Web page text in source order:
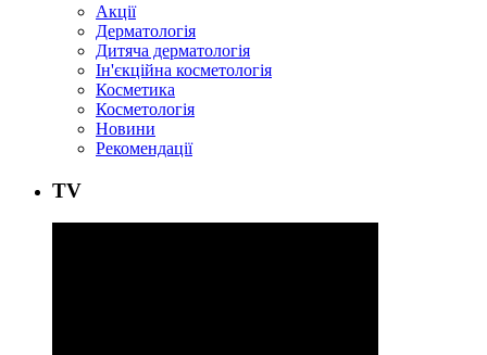
Акції
Дерматологія
Дитяча дерматологія
Ін'єкційна косметологія
Косметика
Косметологія
Новини
Рекомендації
ТV